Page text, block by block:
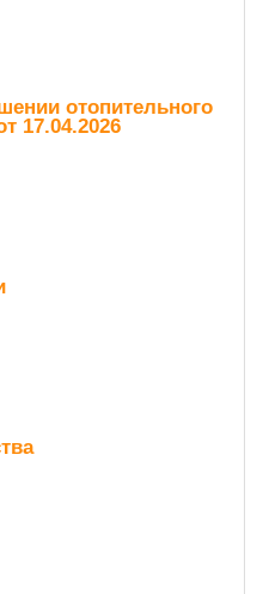
отопительного
17.04.2026